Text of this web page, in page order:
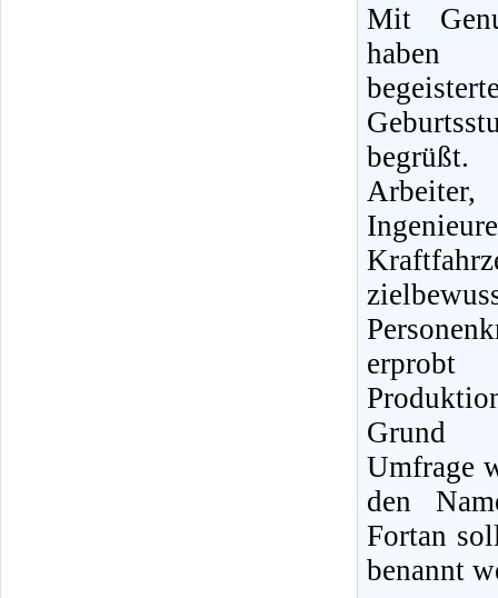
Mit
haben
begrüßt.
erprobt
Grund
Umfrage
den
Fortan
benannt